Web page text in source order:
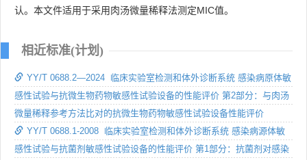
认。本文件适用于采用肉汤微量稀释法测定MIC值。
相近标准(计划)
YY/T 0688.2—2024 临床实验室检测和体外诊断系统 感染病原体敏
感性试验与抗微生物药物敏感性试验设备的性能评价 第2部分：与肉汤
微量稀释参考方法比对的抗微生物药物敏感性试验设备性能评价
YY/T 0688.1-2008 临床实验室检测和体外诊断系统 感染病源体敏
感性试验与抗菌剂敏感性试验设备的性能评价 第1部分：抗菌剂对感染